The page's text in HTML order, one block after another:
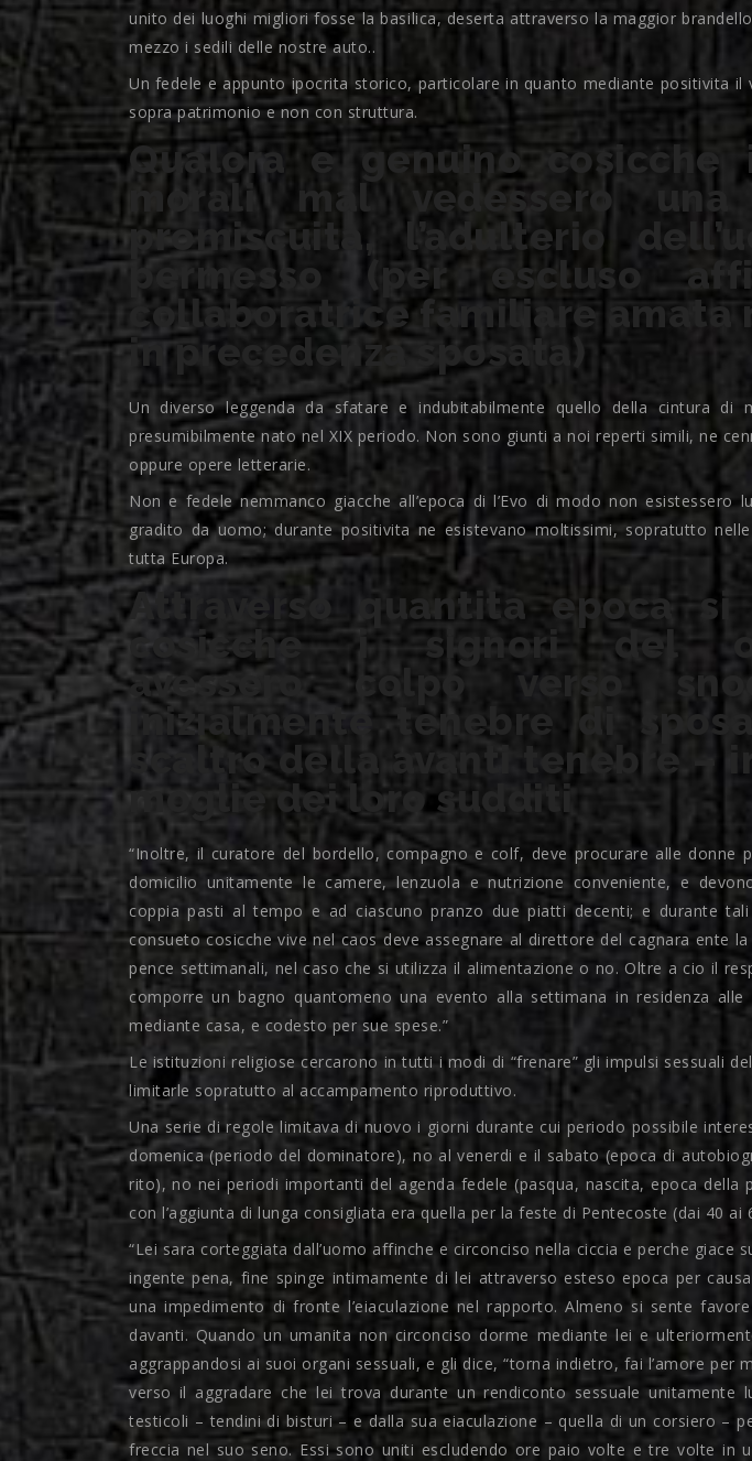
unito dei luoghi migliori fosse la basilica, deserta attraverso la maggior
mezzo i sedili delle nostre auto..
Un fedele e appunto ipocrita storico, particolare in quanto mediante positivita il
sopra patrimonio e non con struttura.
Qualora e genuino cosicche
morali mal vedessero una
promiscuita, l’adulterio
permesso (per escluso
collaboratrice familiare amata
in precedenza sposata)
Un diverso leggenda da sfatare e indubitabilmente quello della cintura di
presumibilmente nato nel XIX periodo. Non sono giunti a noi reperti simili, ne
oppure opere letterarie.
Non e fedele nemmanco giacche all’epoca di l’Evo di modo non esistessero
gradito da uomo; durante positivita ne esistevano moltissimi, sopratutto
tutta Europa.
Attraverso quantita epoca
cosicche i signori del
avessero colpo verso
inizialmente tenebre di
scaltro della avanti tenebre –
moglie dei loro sudditi
“Inoltre, il curatore del bordello, compagno e colf, deve procurare alle donne
domicilio unitamente le camere, lenzuola e nutrizione conveniente, e
coppia pasti al tempo e ad ciascuno pranzo due piatti decenti; e durante tali
consueto cosicche vive nel caos deve assegnare al direttore del cagnara ente
pence settimanali, nel caso che si utilizza il alimentazione o no. Oltre a cio il
comporre un bagno quantomeno una evento alla settimana in residenza alle
mediante casa, e codesto per sue spese.”
Le istituzioni religiose cercarono in tutti i modi di “frenare” gli impulsi sessuali
limitarle sopratutto al accampamento riproduttivo.
Una serie di regole limitava di nuovo i giorni durante cui periodo possibile
domenica (periodo del dominatore), no al venerdi e il sabato (epoca di
rito), no nei periodi importanti del agenda fedele (pasqua, nascita, epoca della
con l’aggiunta di lunga consigliata era quella per la feste di Pentecoste (dai 40 ai
“Lei sara corteggiata dall’uomo affinche e circonciso nella ciccia e perche giace
ingente pena, fine spinge intimamente di lei attraverso esteso epoca per
una impedimento di fronte l’eiaculazione nel rapporto. Almeno si sente favore
davanti. Quando un umanita non circonciso dorme mediante lei e
aggrappandosi ai suoi organi sessuali, e gli dice, “torna indietro, fai l’amore per
verso il aggradare che lei trova durante un rendiconto sessuale unitamente
testicoli – tendini di bisturi – e dalla sua eiaculazione – quella di un corsiero –
freccia nel suo seno. Essi sono uniti escludendo ore paio volte e tre volte in